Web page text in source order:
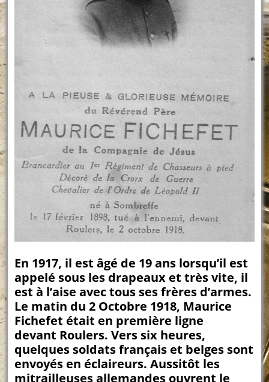
En 1917, il est âgé de 19 ans lorsqu’il est
appelé sous les drapeaux et très vite, il
est à l’aise avec tous ses frères d’armes.
Le matin du 2 Octobre 1918, Maurice
Fichefet était en première ligne
devant Roulers. Vers six heures,
quelques soldats français et belges sont
envoyés en éclaireurs. Aussitôt les
mitrailleuses allemandes ouvrent le